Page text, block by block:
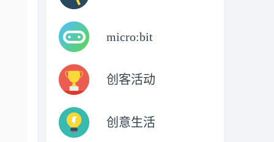
micro:bit
创客活动
创意生活